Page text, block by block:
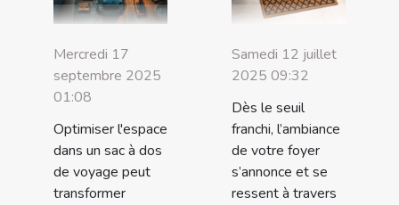
Mercredi 17
septembre 2025
01:08
Optimiser l'espace
dans un sac à dos
de voyage peut
transformer
Samedi 12 juillet
2025 09:32
Dès le seuil
franchi, l’ambiance
de votre foyer
s’annonce et se
ressent à travers